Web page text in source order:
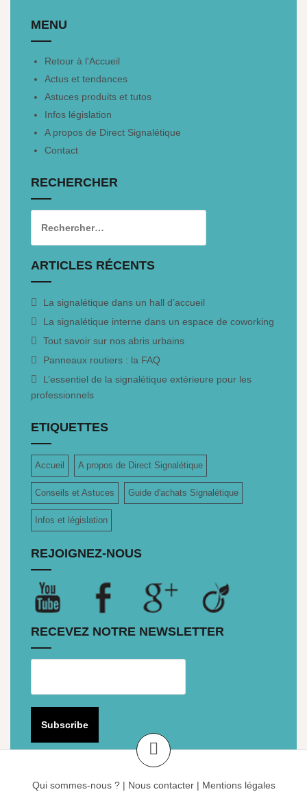
MENU
Retour à l'Accueil
Actus et tendances
Astuces produits et tutos
Infos législation
A propos de Direct Signalétique
Contact
RECHERCHER
ARTICLES RÉCENTS
La signalétique dans un hall d’accueil
La signalétique interne dans un espace de coworking
Tout savoir sur nos abris urbains
Panneaux routiers : la FAQ
L’essentiel de la signalétique extérieure pour les
professionnels
ETIQUETTES
Accueil A propos de Direct Signalétique
Conseils et Astuces Guide d'achats Signalétique
Infos et législation
REJOIGNEZ-NOUS
RECEVEZ NOTRE NEWSLETTER
Qui sommes-nous ?| Nous contacter| Mentions légales